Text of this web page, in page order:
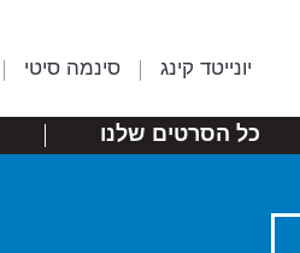
יונייטד קינג סינמה סיטי
כל הסרטים שלנו